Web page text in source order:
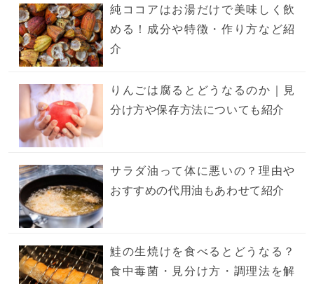
純ココアはお湯だけで美味しく飲
める！成分や特徴・作り方など紹
介
りんごは腐るとどうなるのか｜見
分け方や保存方法についても紹介
サラダ油って体に悪いの？理由や
おすすめの代用油もあわせて紹介
鮭の生焼けを食べるとどうなる？
食中毒菌・見分け方・調理法を解